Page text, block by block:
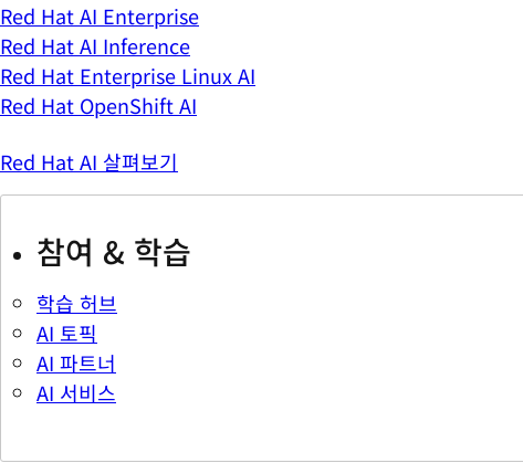
Red Hat AI Enterprise
Red Hat AI Inference
Red Hat Enterprise Linux AI
Red Hat OpenShift AI
Red Hat AI 살펴보기
참여 & 학습
학습 허브
AI 토픽
AI 파트너
AI 서비스